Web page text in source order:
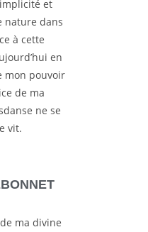
et
nature dans
à cette
en
mon pouvoir
de ma
ne se
vit.
de ma divine